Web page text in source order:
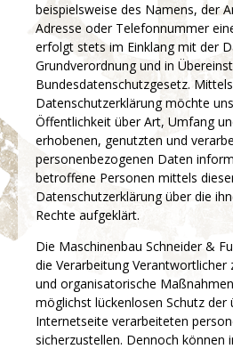
beispielsweise des Namens, der
Adresse oder Telefonnummer
erfolgt stets im Einklang mit der
Grundverordnung und in
Bundesdatenschutzgesetz.
Datenschutzerklärung möchte
Öffentlichkeit über Art, Umfang
erhobenen, genutzten und
personenbezogenen Daten
betroffene Personen mittels
Datenschutzerklärung über die
Rechte aufgeklärt.
Die Maschinenbau Schneider &
die Verarbeitung Verantwortlicher
und organisatorische
möglichst lückenlosen Schutz der
Internetseite verarbeiteten
sicherzustellen. Dennoch können